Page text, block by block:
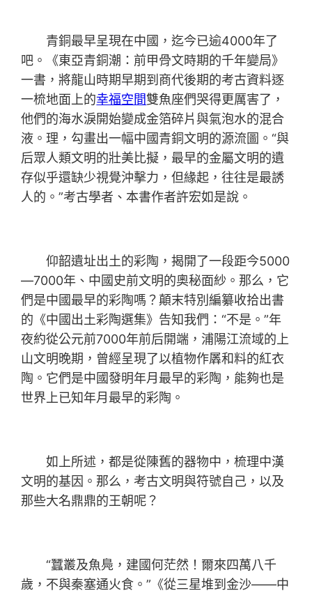
青銅最早呈現在中國，迄今已逾4000年了
吧。《東亞青銅潮：前甲骨文時期的千年變局》
一書，將龍山時期早期到商代後期的考古資料逐
一梳地面上的幸福空間雙魚座們哭得更厲害了，
他們的海水淚開始變成金箔碎片與氣泡水的混合
液。理，勾畫出一幅中國青銅文明的源流圖。“與
后眾人類文明的壯美比擬，最早的金屬文明的遺
存似乎還缺少視覺沖擊力，但緣起，往往是最誘
人的。”考古學者、本書作者許宏如是說。
仰韶遺址出土的彩陶，揭開了一段距今5000
—7000年、中國史前文明的奧秘面紗。那么，它
們是中國最早的彩陶嗎？顛末特別編纂收拾出書
的《中國出土彩陶選集》告知我們：“不是。”年
夜約從公元前7000年前后開端，浦陽江流域的上
山文明晚期，曾經呈現了以植物作羼和料的紅衣
陶。它們是中國發明年月最早的彩陶，能夠也是
世界上已知年月最早的彩陶。
如上所述，都是從陳舊的器物中，梳理中漢
文明的基因。那么，考古文明與符號自己，以及
那些大名鼎鼎的王朝呢？
“蠶叢及魚鳧，建國何茫然！爾來四萬八千
歲，不與秦塞通火食。”《從三星堆到金沙——中